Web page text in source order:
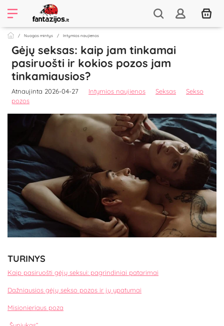
Nuogos mintys Intymios naujienos
Gėjų seksas: kaip jam tinkamai
pasiruošti ir kokios pozos jam
tinkamiausios?
Atnaujinta 2026-04-27 Intymios naujienos Seksas
Sekso
pozos
TURINYS
Kaip pasiruošti gėjų seksui: pagrindiniai patarimai
Dažniausios gėjų sekso pozos ir jų ypatumai
Misionieriaus poza